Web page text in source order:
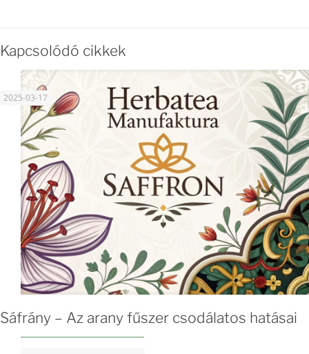
Kapcsolódó cikkek
2025-03-17
Sáfrány – Az arany fűszer csodálatos hatásai